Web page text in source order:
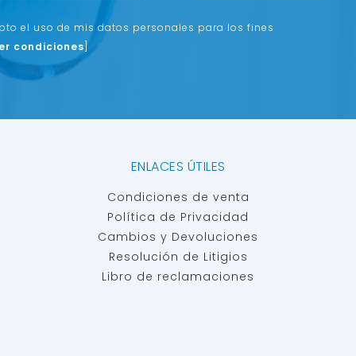
el uso de mis datos personales para los fines
condiciones
ENLACES ÚTILES
Condiciones de venta
Política de Privacidad
Cambios y Devoluciones
Resolución de Litigios
Libro de reclamaciones